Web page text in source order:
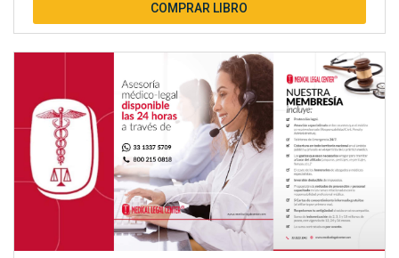
COMPRAR LIBRO